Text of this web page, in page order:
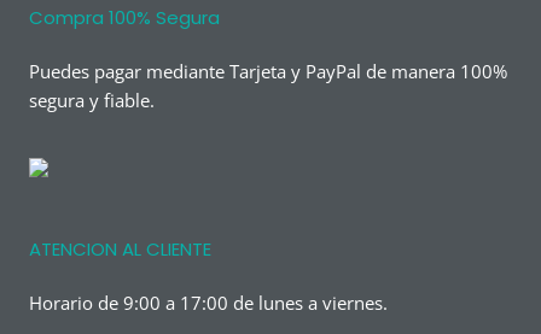
Compra 100% Segura
Puedes pagar mediante Tarjeta y PayPal de manera 100%
segura y fiable.
ATENCION AL CLIENTE
Horario de 9:00 a 17:00 de lunes a viernes.